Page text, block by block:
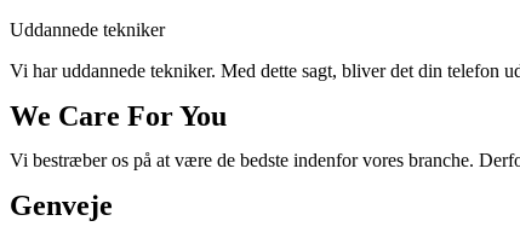
Uddannede tekniker
Vi har uddannede tekniker. Med dette sagt, bliver det din telefon
We Care For You
Vi bestræber os på at være de bedste indenfor vores branche.
Genveje